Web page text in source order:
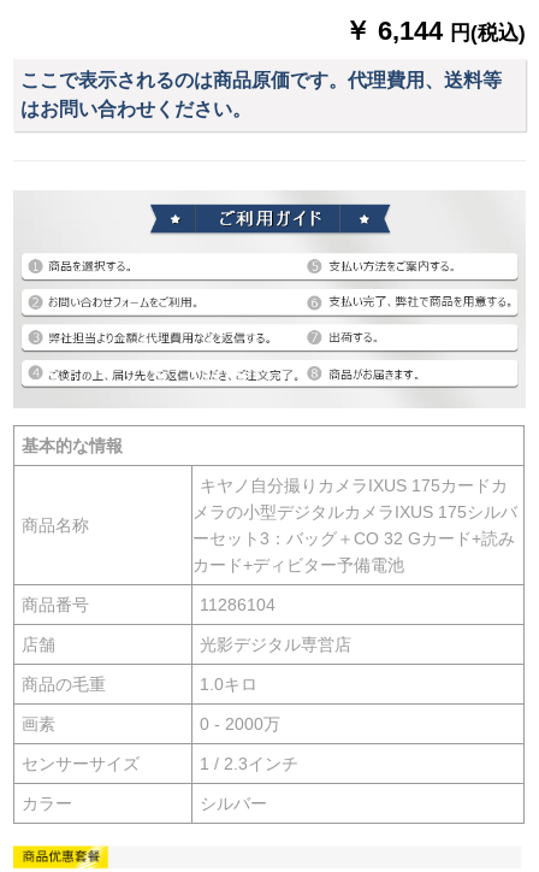
￥ 6,144 円(税込)
ここで表示されるのは商品原価です。代理費用、送料等
はお問い合わせください。
基本的な情報
商品名称
キヤノ自分撮りカメラIXUS 175カードカ
メラの小型デジタルカメラIXUS 175シルバ
ーセット3：バッグ＋CO 32 Gカード+読み
カード+ディビター予備電池
商品番号 11286104
店舗 光影デジタル専営店
商品の毛重 1.0キロ
画素 0 - 2000万
センサーサイズ 1 / 2.3インチ
カラー シルバー